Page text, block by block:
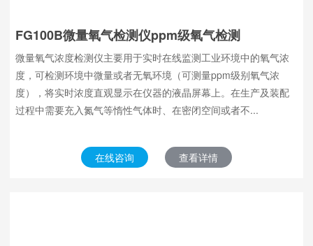
FG100B微量氧气检测仪ppm级氧气检测
微量氧气浓度检测仪主要用于实时在线监测工业环境中的氧气浓
度，可检测环境中微量或者无氧环境（可测量ppm级别氧气浓
度），将实时浓度直观显示在仪器的液晶屏幕上。在生产及装配
过程中需要充入氮气等惰性气体时、在密闭空间或者不...
在线咨询 查看详情